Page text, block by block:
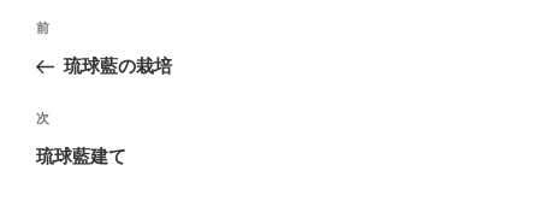
投
ビ
ゲ
過
去
投
稿
前
琉球藍の栽培
次
の
次
琉球藍建て